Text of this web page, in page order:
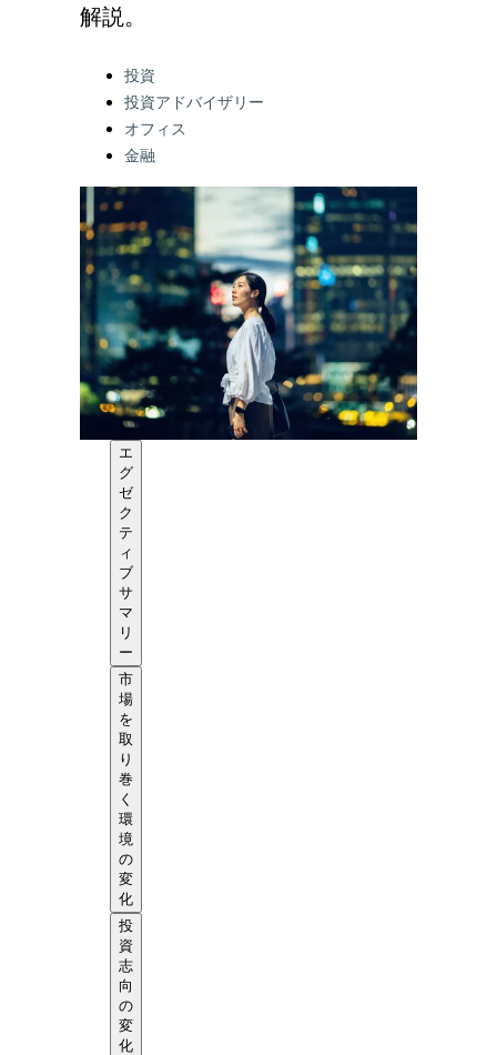
解説。
Categories:
投資
投資アドバイザリー
オフィス
金融
エ
グ
ゼ
ク
テ
ィ
ブ
サ
マ
リ
ー
市
場
を
取
り
巻
く
環
境
の
変
化
投
資
志
向
の
変
化